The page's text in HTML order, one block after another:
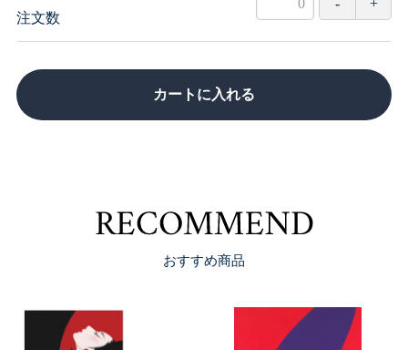
注文数
カートに入れる
おすすめ商品